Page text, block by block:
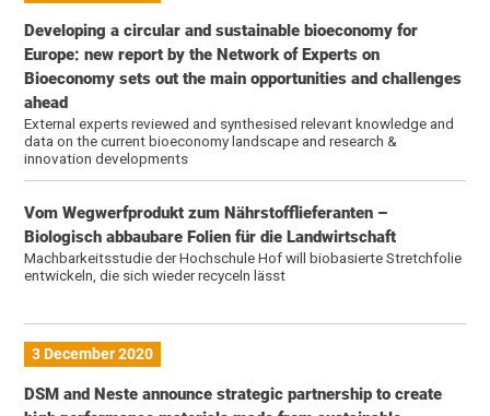
Developing a circular and sustainable bioeconomy for
Europe: new report by the Network of Experts on
Bioeconomy sets out the main opportunities and challenges
ahead
External experts reviewed and synthesised relevant knowledge and
data on the current bioeconomy landscape and research &
innovation developments
Vom Wegwerfprodukt zum Nährstofflieferanten –
Biologisch abbaubare Folien für die Landwirtschaft
Machbarkeitsstudie der Hochschule Hof will biobasierte Stretchfolie
entwickeln, die sich wieder recyceln lässt
3 December 2020
DSM and Neste announce strategic partnership to create